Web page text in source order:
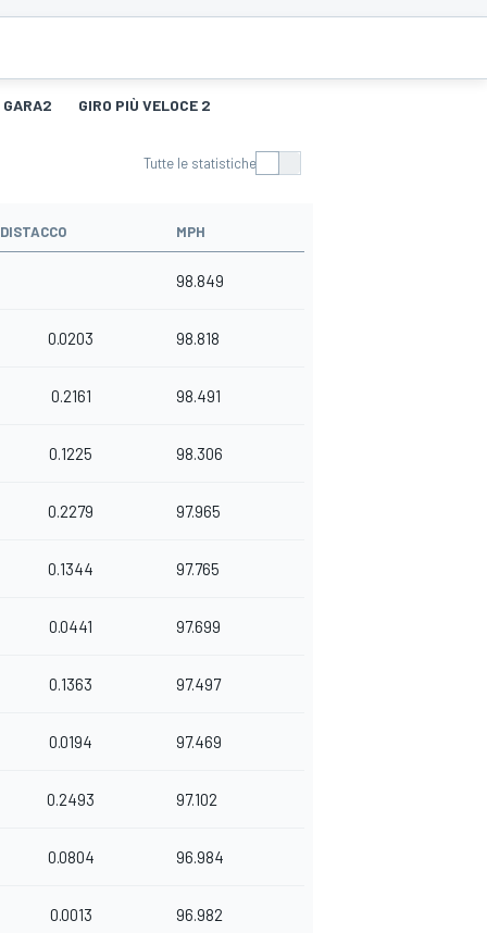
GARA2 GIRO PIÙ VELOCE 2
Tutte le statistiche
DISTACCO MPH
98.849
0.0203 98.818
0.2161 98.491
0.1225 98.306
0.2279 97.965
0.1344 97.765
0.0441 97.699
0.1363 97.497
0.0194 97.469
0.2493 97.102
0.0804 96.984
0.0013 96.982